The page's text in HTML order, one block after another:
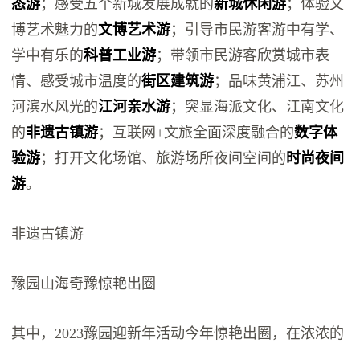
态游；感受五个新城发展成就的新城休闲游；体验文
博艺术魅力的文博艺术游；引导市民游客游中有学、
学中有乐的科普工业游；带领市民游客欣赏城市表
情、感受城市温度的街区建筑游；品味黄浦江、苏州
河滨水风光的江河亲水游；突显海派文化、江南文化
的非遗古镇游；互联网+文旅全面深度融合的数字体
验游；打开文化场馆、旅游场所夜间空间的时尚夜间
游。
非遗古镇游
豫园山海奇豫惊艳出圈
其中，2023豫园迎新年活动今年惊艳出圈，在浓浓的